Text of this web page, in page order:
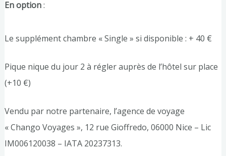
En option:
Le supplément chambre « Single » si disponible : + 40 €
Pique nique du jour 2 à régler auprès de l’hôtel sur place
(+10 €)
Vendu par notre partenaire, l’agence de voyage
« Chango Voyages », 12 rue Gioffredo, 06000 Nice – Lic
IM006120038 – IATA 20237313.